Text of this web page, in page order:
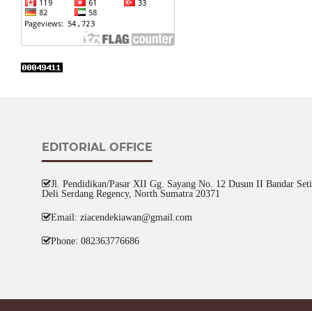
EDITORIAL OFFICE
Jl. Pendidikan/Pasar XII Gg. Sayang No. 12 Dusun II Bandar
Deli Serdang Regency, North Sumatra 20371
Email: ziacendekiawan@gmail.com
Phone: 082363776686